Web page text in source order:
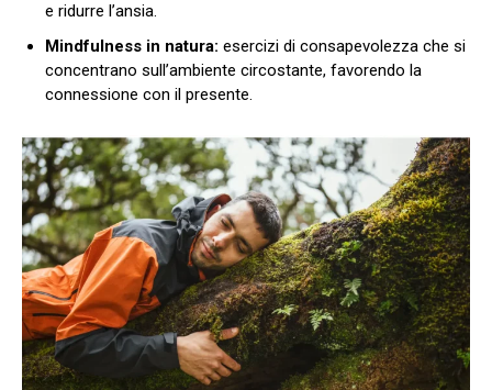
e ridurre l’ansia.
Mindfulness in natura: esercizi di consapevolezza che si
concentrano sull’ambiente circostante, favorendo la
connessione con il presente.